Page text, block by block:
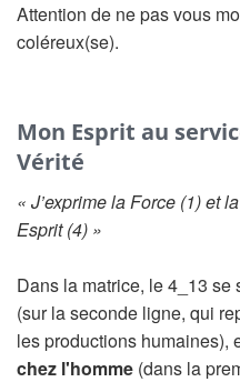
Attention de ne pas vous
coléreux(se).
Mon Esprit au
Vérité
« J’exprime la Force (1) et
Esprit (4) »
Dans la matrice, le 4_13
(sur la seconde ligne, qui
les productions humaines),
chez l'homme (dans la